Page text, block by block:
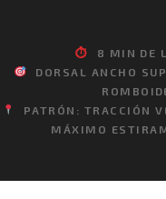
⏱ 8 MIN DE
DORSAL ANCHO
PATRÓN: TRACCIÓN
MÁXIMO